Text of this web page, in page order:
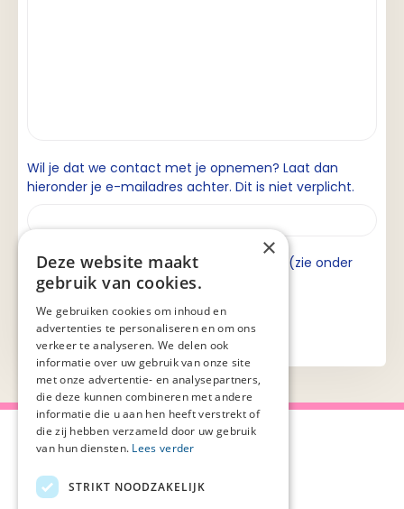
Wil je dat we contact met je opnemen? Laat dan
hieronder je e-mailadres achter. Dit is niet verplicht.
Ik ga akkoord met de privacyverklaring (zie onder
aan de pagina).
Over Palliaweb Privacyverklaring
×
Deze website maakt
gebruik van cookies.
We gebruiken cookies om inhoud en
advertenties te personaliseren en om ons
verkeer te analyseren. We delen ook
informatie over uw gebruik van onze site
met onze advertentie- en analysepartners,
die deze kunnen combineren met andere
informatie die u aan hen heeft verstrekt of
die zij hebben verzameld door uw gebruik
van hun diensten. Lees verder
STRIKT NOODZAKELIJK